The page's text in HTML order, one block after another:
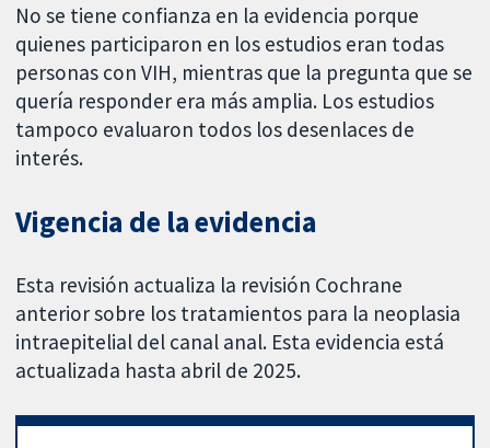
No se tiene confianza en la evidencia porque
quienes participaron en los estudios eran todas
personas con VIH, mientras que la pregunta que se
quería responder era más amplia. Los estudios
tampoco evaluaron todos los desenlaces de
interés.
Vigencia de la evidencia
Esta revisión actualiza la revisión Cochrane
anterior sobre los tratamientos para la neoplasia
intraepitelial del canal anal. Esta evidencia está
actualizada hasta abril de 2025.